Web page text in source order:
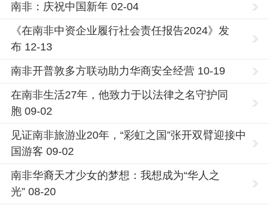
南非：庆祝中国新年 02-04
《在南非中资企业履行社会责任报告2024》发
布 12-13
南非开普敦多方联动助力华商安全经营 10-19
在南非生活27年，他致力于以法律之名守护同
胞 09-02
见证南非旅游业20年，“彩虹之国”张开双臂迎接中
国游客 09-02
南非华裔天才少女的梦想：我想成为“华人之
光” 08-20